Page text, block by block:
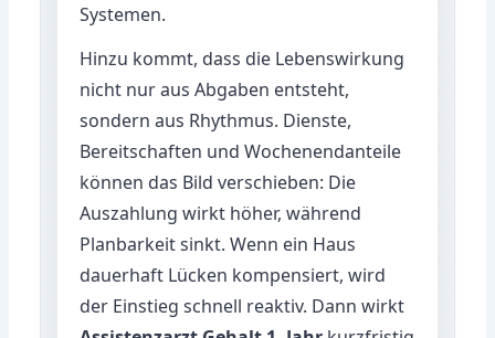
Systemen.
Hinzu kommt, dass die Lebenswirkung
nicht nur aus Abgaben entsteht,
sondern aus Rhythmus. Dienste,
Bereitschaften und Wochenendanteile
können das Bild verschieben: Die
Auszahlung wirkt höher, während
Planbarkeit sinkt. Wenn ein Haus
dauerhaft Lücken kompensiert, wird
der Einstieg schnell reaktiv. Dann wirkt